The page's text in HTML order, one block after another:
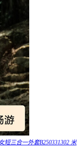
短三合一外套B250331302 米